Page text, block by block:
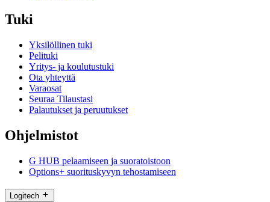
Tuki
Yksilöllinen tuki
Pelituki
Yritys- ja koulutustuki
Ota yhteyttä
Varaosat
Seuraa Tilaustasi
Palautukset ja peruutukset
Ohjelmistot
G HUB pelaamiseen ja suoratoistoon
Options+ suorituskyvyn tehostamiseen
Logitech